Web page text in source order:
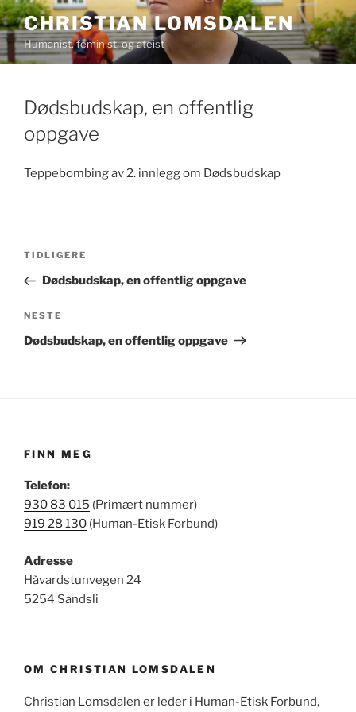
Gå
til
innhold
CHRISTIAN LOMSDALEN
Humanist, feminist, og ateist
Dødsbudskap, en offentlig
oppgave
Teppebombing av 2. innlegg om Dødsbudskap
Innleggsnavigasjon
Forrige
innlegg
TIDLIGERE
Dødsbudskap, en offentlig oppgave
Neste
innlegg
NESTE
Dødsbudskap, en offentlig oppgave
FINN MEG
Telefon:
930 83 015 (Primært nummer)
919 28 130 (Human-Etisk Forbund)
Adresse
Håvardstunvegen 24
5254 Sandsli
OM CHRISTIAN LOMSDALEN
Christian Lomsdalen er leder i Human-Etisk Forbund,